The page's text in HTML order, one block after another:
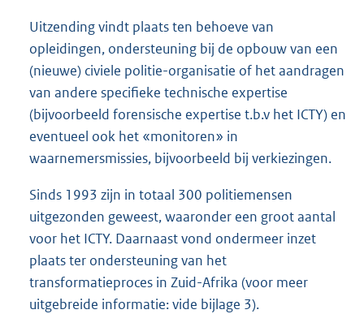
Uitzending vindt plaats ten behoeve van
opleidingen, ondersteuning bij de opbouw van een
(nieuwe) civiele politie-organisatie of het aandragen
van andere specifieke technische expertise
(bijvoorbeeld forensische expertise t.b.v het ICTY) en
eventueel ook het «monitoren» in
waarnemersmissies, bijvoorbeeld bij verkiezingen.
Sinds 1993 zijn in totaal 300 politiemensen
uitgezonden geweest, waaronder een groot aantal
voor het ICTY. Daarnaast vond ondermeer inzet
plaats ter ondersteuning van het
transformatieproces in Zuid-Afrika (voor meer
uitgebreide informatie: vide bijlage 3).